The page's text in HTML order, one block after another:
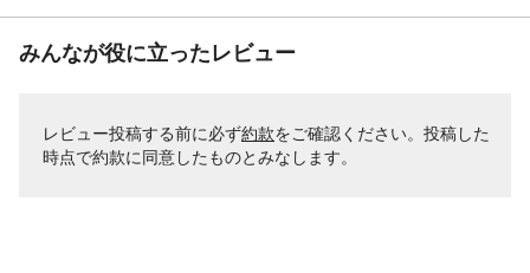
みんなが役に立ったレビュー
レビュー投稿する前に必ず約款をご確認ください。投稿した
時点で約款に同意したものとみなします。